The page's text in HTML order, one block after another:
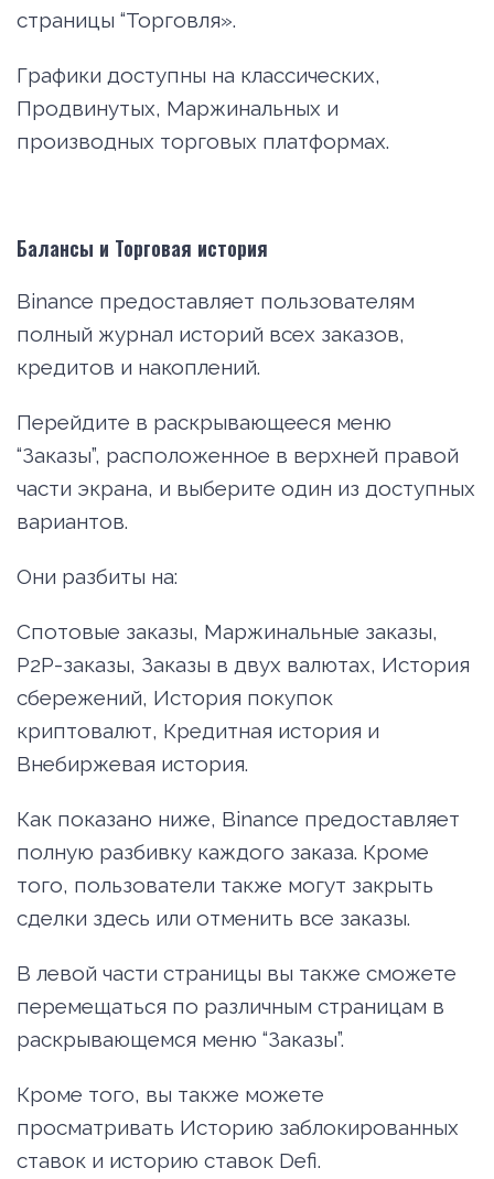
страницы “Торговля».
Графики доступны на классических,
Продвинутых, Маржинальных и
производных торговых платформах.
Балансы и Торговая история
Binance предоставляет пользователям
полный журнал историй всех заказов,
кредитов и накоплений.
Перейдите в раскрывающееся меню
“Заказы”, расположенное в верхней правой
части экрана, и выберите один из доступных
вариантов.
Они разбиты на:
Спотовые заказы, Маржинальные заказы,
P2P-заказы, Заказы в двух валютах, История
сбережений, История покупок
криптовалют, Кредитная история и
Внебиржевая история.
Как показано ниже, Binance предоставляет
полную разбивку каждого заказа. Кроме
того, пользователи также могут закрыть
сделки здесь или отменить все заказы.
В левой части страницы вы также сможете
перемещаться по различным страницам в
раскрывающемся меню “Заказы”.
Кроме того, вы также можете
просматривать Историю заблокированных
ставок и историю ставок Defi.